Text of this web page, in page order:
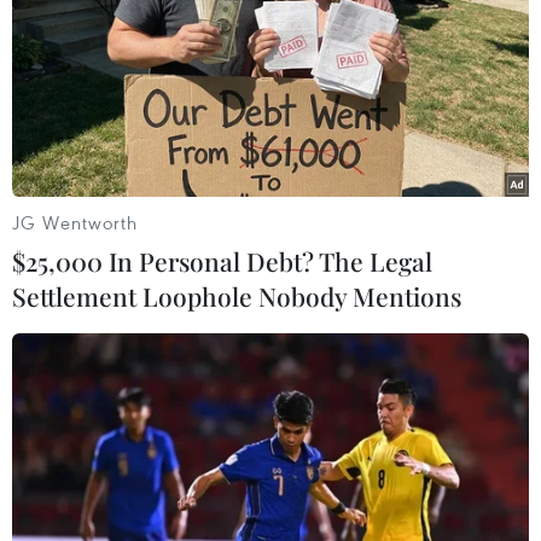
lục Guinness, cụ Garcia được ghi nhận là cụ ông sống
thọ nhất thế giới ở thời điểm 112 tuổi 211 ngày.
Số ca mắc mới COVID-19 tại Lào tăng trở
lại mức 4 con số
JG Wentworth
$25,000 In Personal Debt? The Legal
Settlement Loophole Nobody Mentions